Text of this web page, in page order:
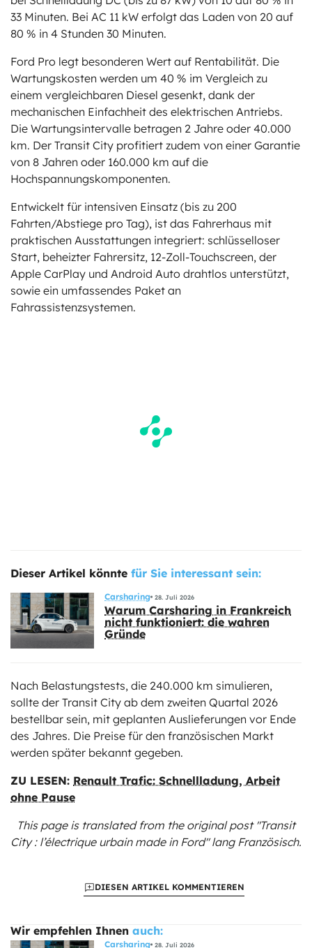
33 Minuten. Bei AC 11 kW erfolgt das Laden von 20 auf
80 % in 4 Stunden 30 Minuten.
Ford Pro legt besonderen Wert auf Rentabilität. Die
Wartungskosten werden um 40 % im Vergleich zu
einem vergleichbaren Diesel gesenkt, dank der
mechanischen Einfachheit des elektrischen Antriebs.
Die Wartungsintervalle betragen 2 Jahre oder 40.000
km. Der Transit City profitiert zudem von einer Garantie
von 8 Jahren oder 160.000 km auf die
Hochspannungskomponenten.
Entwickelt für intensiven Einsatz (bis zu 200
Fahrten/Abstiege pro Tag), ist das Fahrerhaus mit
praktischen Ausstattungen integriert: schlüsselloser
Start, beheizter Fahrersitz, 12-Zoll-Touchscreen, der
Apple CarPlay und Android Auto drahtlos unterstützt,
sowie ein umfassendes Paket an
Fahrassistenzsystemen.
Dieser Artikel könnte für Sie interessant sein:
Carsharing 28. Juli 2026
Warum Carsharing in Frankreich
nicht funktioniert: die wahren
Gründe
Nach Belastungstests, die 240.000 km simulieren,
sollte der Transit City ab dem zweiten Quartal 2026
bestellbar sein, mit geplanten Auslieferungen vor Ende
des Jahres. Die Preise für den französischen Markt
werden später bekannt gegeben.
ZU LESEN: Renault Trafic: Schnellladung, Arbeit
ohne Pause
This page is translated from the originalpost "Transit
City : l’électrique urbain made in Ford"lang Französisch.
DIESEN ARTIKEL KOMMENTIEREN
Wir empfehlen Ihnen auch:
Carsharing 28. Juli 2026